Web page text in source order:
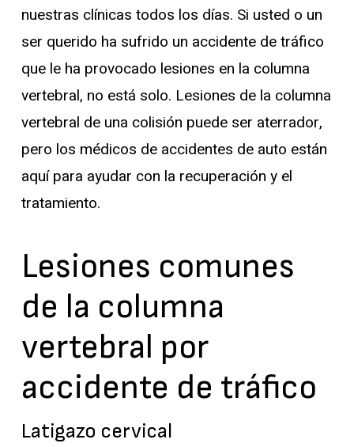
nuestras clínicas todos los días. Si usted o un
ser querido ha sufrido un accidente de tráfico
que le ha provocado lesiones en la columna
vertebral, no está solo. Lesiones de la columna
vertebral de una colisión puede ser aterrador,
pero los médicos de accidentes de auto están
aquí para ayudar con la recuperación y el
tratamiento.
Lesiones comunes
de la columna
vertebral por
accidente de tráfico
Latigazo cervical